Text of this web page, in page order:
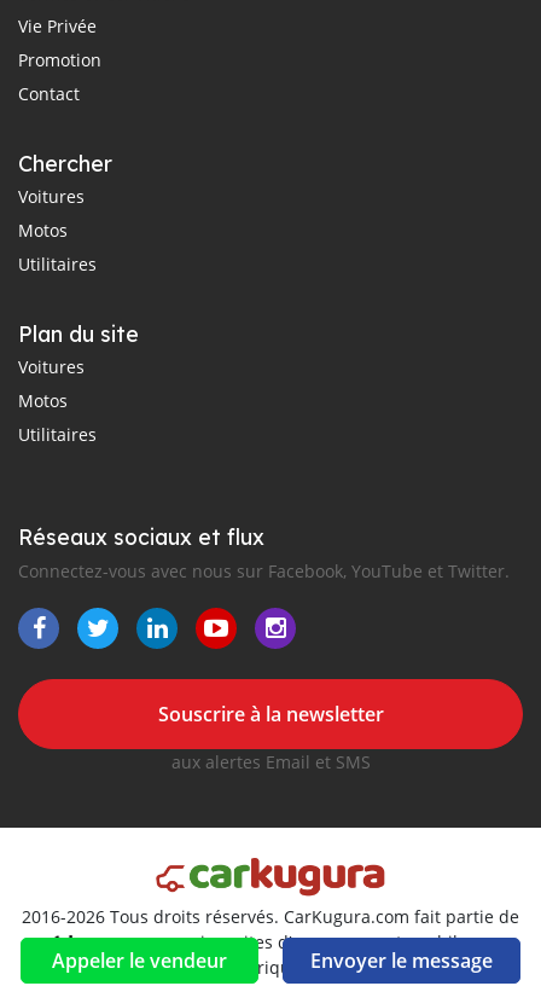
Appeler le vendeur Envoyer le message
Vie Privée
Promotion
Contact
Chercher
Voitures
Motos
Utilitaires
Plan du site
Voitures
Motos
Utilitaires
Réseaux sociaux et flux
Connectez-vous avec nous sur Facebook, YouTube et Twitter.
Souscrire à la newsletter
aux alertes Email et SMS
2016-2026 Tous droits réservés. CarKugura.com fait partie de
, premiers sites d'annonces automobiles en
Afrique